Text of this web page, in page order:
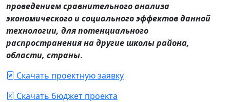
проведением сравнительного анализа
экономического и социального эффектов данной
технологии, для потенциального
распространения на другие школы района,
области, страны.
Скачать проектную заявку
Скачать бюджет проекта